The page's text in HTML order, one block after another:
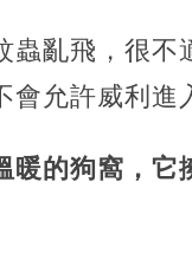
蟲亂飛，很
允許威利進
暖的狗窩，